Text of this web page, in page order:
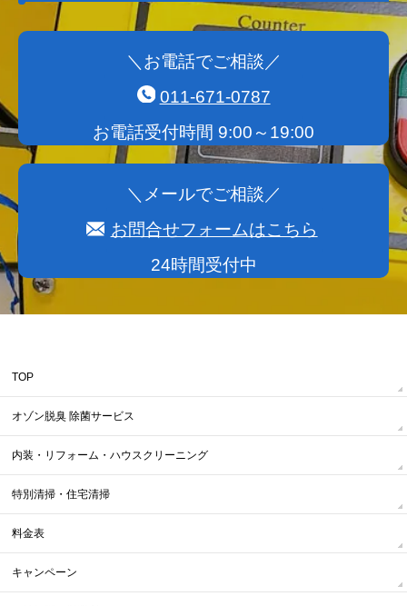
＼お電話でご相談／
011-671-0787
お電話受付時間 9:00～19:00
＼メールでご相談／
お問合せフォームはこちら
24時間受付中
TOP
オゾン脱臭 除菌サービス
内装・リフォーム・ハウスクリーニング
特別清掃・住宅清掃
料金表
キャンペーン